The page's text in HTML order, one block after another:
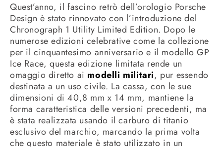
Quest’anno, il fascino retrò dell’orologio Porsche
Design è stato rinnovato con l’introduzione del
Chronograph 1 Utility Limited Edition. Dopo le
numerose edizioni celebrative come la collezione
per il cinquantesimo anniversario e il modello GP
Ice Race, questa edizione limitata rende un
omaggio diretto ai modelli militari, pur essendo
destinata a un uso civile. La cassa, con le sue
dimensioni di 40,8 mm x 14 mm, mantiene la
forma caratteristica delle versioni precedenti, ma
è stata realizzata usando il carburo di titanio
esclusivo del marchio, marcando la prima volta
che questo materiale è stato utilizzato in un